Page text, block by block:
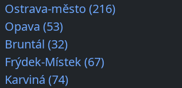
Ostrava-město (216)
Opava (53)
Bruntál (32)
Frýdek-Místek (67)
Karviná (74)